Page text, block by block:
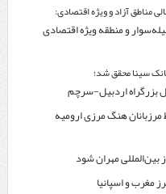
مناطق آزاد و ویژه اقتصادی:
و منطقه ویژه اقتصادی
سینا محقق شد؛
مهران شود
مغرب و اسپانیا